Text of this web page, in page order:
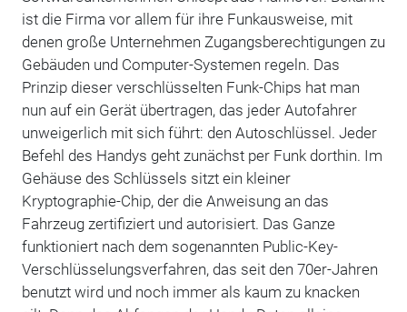
ist die Firma vor allem für ihre Funkausweise, mit
denen große Unternehmen Zugangsberechtigungen zu
Gebäuden und Computer-Systemen regeln. Das
Prinzip dieser verschlüsselten Funk-Chips hat man
nun auf ein Gerät übertragen, das jeder Autofahrer
unweigerlich mit sich führt: den Autoschlüssel. Jeder
Befehl des Handys geht zunächst per Funk dorthin. Im
Gehäuse des Schlüssels sitzt ein kleiner
Kryptographie-Chip, der die Anweisung an das
Fahrzeug zertifiziert und autorisiert. Das Ganze
funktioniert nach dem sogenannten Public-Key-
Verschlüsselungsverfahren, das seit den 70er-Jahren
benutzt wird und noch immer als kaum zu knacken